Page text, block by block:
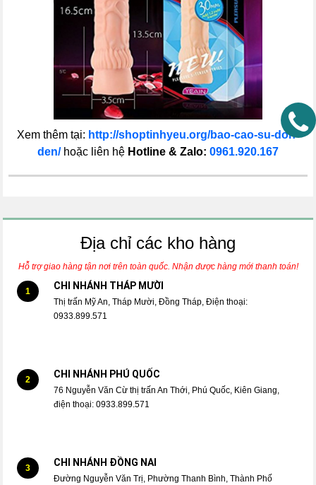
Xem thêm tại: http://shoptinhyeu.org/bao-cao-su-don-
den/hoặc liên hệ Hotline & Zalo: 0961.920.167
Địa chỉ các kho hàng
Hỗ trợ giao hàng tận nơi trên toàn quốc. Nhận được hàng mới thanh toán!
1 CHI NHÁNH THÁP MƯỜI
Thị trấn Mỹ An, Tháp Mười, Đồng Tháp, Điện thoại:
0933.899.571
2 CHI NHÁNH PHÚ QUỐC
76 Nguyễn Văn Cừ thị trấn An Thới, Phú Quốc, Kiên Giang,
điện thoại: 0933.899.571
3 CHI NHÁNH ĐỒNG NAI
Đường Nguyễn Văn Trị, Phường Thanh Bình, Thành Phố